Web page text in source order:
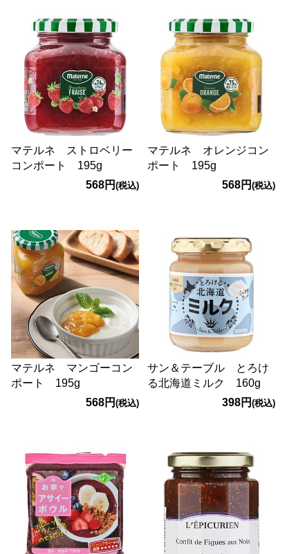
マテルネ ストロベリー
コンポート 195g
568円(税込)
マテルネ オレンジコン
ポート 195g
568円 (税込)
マテルネ マンゴーコン
ポート 195g
568円(税込)
サン＆テーブル とろけ
る北海道ミルク 160g
398円 (税込)